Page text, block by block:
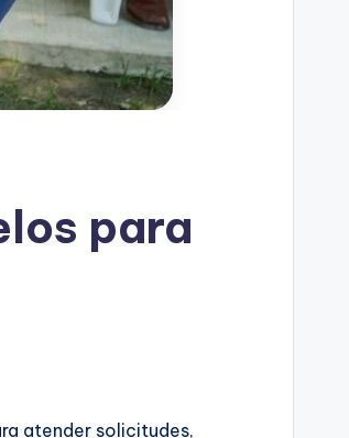
para
atender solicitudes,